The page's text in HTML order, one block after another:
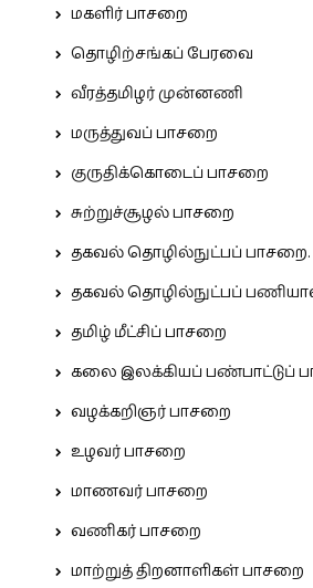
மகளிர் பாசறை
தொழிற்சங்கப் பேரவை
வீரத்தமிழர் முன்னணி
மருத்துவப் பாசறை
குருதிக்கொடைப் பாசறை
சுற்றுச்சூழல் பாசறை
தகவல் தொழில்நுட்பப் பாசறை.
தகவல் தொழில்நுட்பப்
தமிழ் மீட்சிப் பாசறை
கலை இலக்கியப் பண்பாட்டுப்
வழக்கறிஞர் பாசறை
உழவர் பாசறை
மாணவர் பாசறை
வணிகர் பாசறை
மாற்றுத் திறனாளிகள் பாசறை